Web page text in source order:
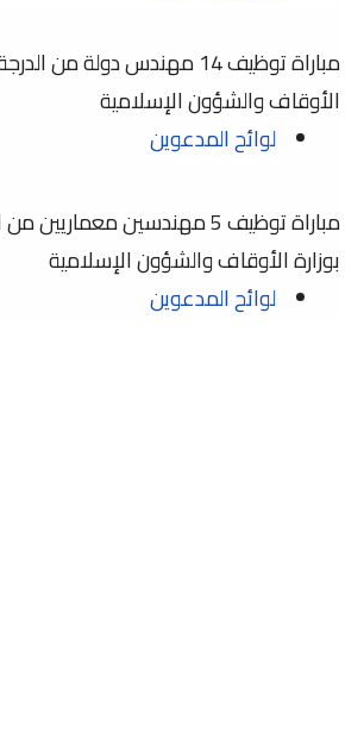
مباراة توظيف 14 مهندس دولة من
الأوقاف والشؤون الإسلامية
لوائح المدعوين
مباراة توظيف 5 مهندسين
بوزارة الأوقاف والشؤون الإسلامية
لوائح المدعوين